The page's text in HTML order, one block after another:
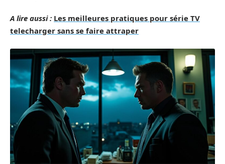
A lire aussi : Les meilleures pratiques pour série TV
telecharger sans se faire attraper